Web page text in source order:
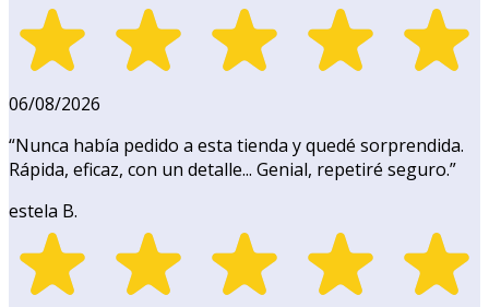
06/08/2026
“Nunca había pedido a esta tienda y quedé sorprendida.
Rápida, eficaz, con un detalle... Genial, repetiré seguro.”
estela B.